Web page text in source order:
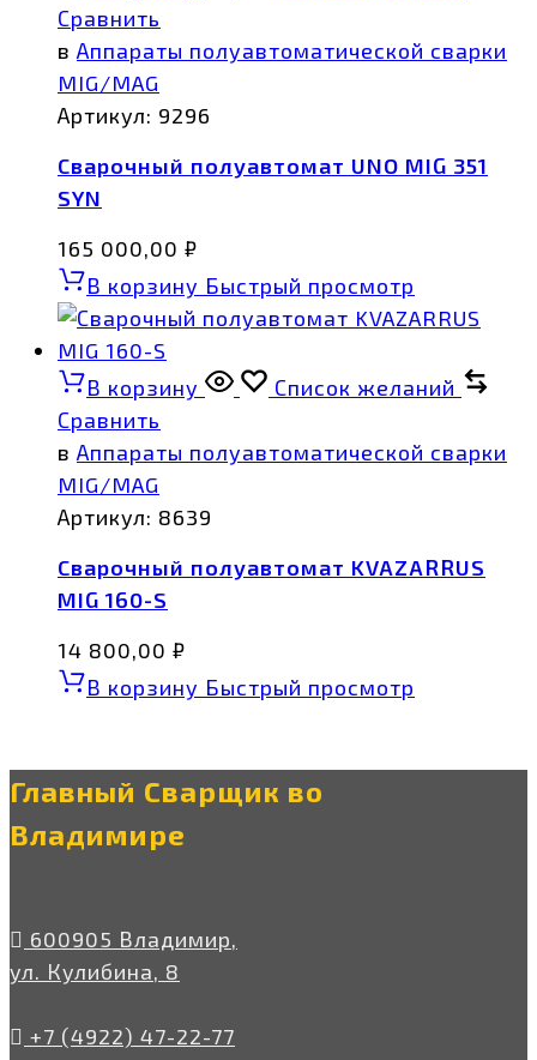
Сравнить
в Аппараты полуавтоматической сварки
MIG/MAG
Артикул: 9296
Сварочный полуавтомат UNO MIG 351
SYN
165 000,00 ₽
В корзину Быстрый просмотр
В корзину
Список желаний
Сравнить
в Аппараты полуавтоматической сварки
MIG/MAG
Артикул: 8639
Сварочный полуавтомат KVAZARRUS
MIG 160-S
14 800,00 ₽
В корзину Быстрый просмотр
Главный Сварщик во
Владимире
600905 Владимир,
ул. Кулибина, 8
+7 (4922) 47-22-77